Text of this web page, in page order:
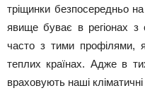
тріщинки безпосередньо
явище буває в регіонах з
часто з тими профілями,
теплих країнах. Адже в
враховують наші